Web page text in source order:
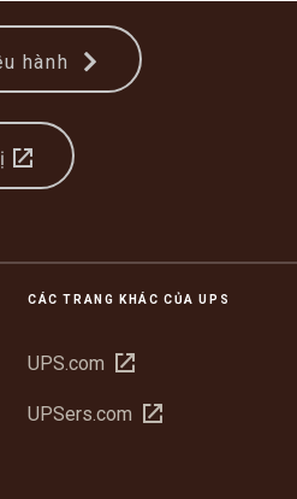
hành
CÁC TRANG KHÁC CỦA UPS
UPS.com Mở
cửa
UPSers.com Mở